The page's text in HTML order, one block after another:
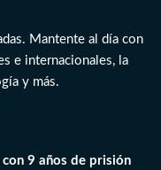
Mantente al día con
e internacionales, la
y más.
9 años de prisión